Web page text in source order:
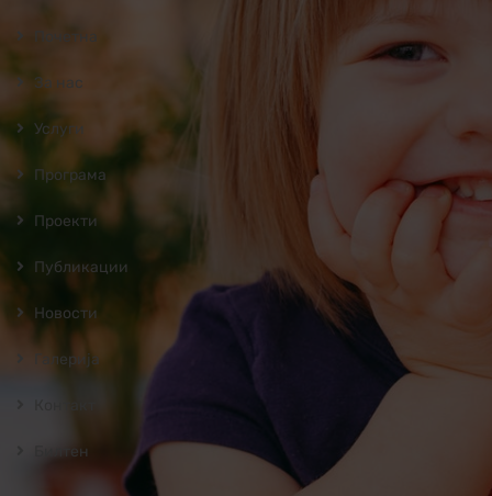
Почетна
За нас
Услуги
Програмa
Проекти
Публикации
Новости
Галерија
Билтен